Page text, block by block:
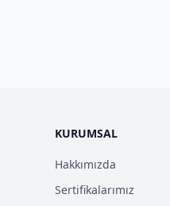
KURUMSAL
Hakkımızda
Sertifikalarımız